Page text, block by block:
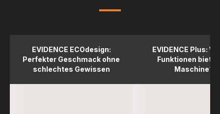
EVIDENCE ECOdesign:
Perfekter Geschmack ohne
schlechtes Gewissen
EVIDENCE Plus:
Funktionen bietet
Maschine?